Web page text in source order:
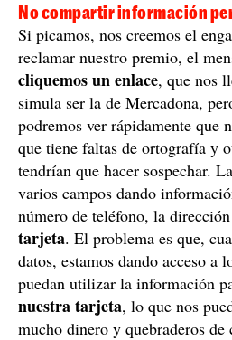
No compartir información
Si picamos, nos creemos el
reclamar nuestro premio, el
cliquemos un enlace, que nos
simula ser la de Mercadona,
podremos ver rápidamente que
que tiene faltas de ortografía y
tendrían que hacer sospechar.
varios campos dando
número de teléfono, la
tarjeta. El problema es que,
datos, estamos dando acceso a
puedan utilizar la información
nuestra tarjeta, lo que nos
mucho dinero y quebraderos de